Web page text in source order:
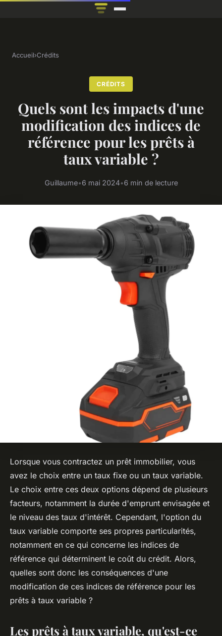
Accueil›Crédits
CRÉDITS
Quels sont les impacts d'une
modification des indices de
référence pour les prêts à
taux variable ?
Guillaume•6 mai 2024•6 min de lecture
Lorsque vous contractez un prêt immobilier, vous
avez le choix entre un taux fixe ou un taux variable.
Le choix entre ces deux options dépend de plusieurs
facteurs, notamment la durée d'emprunt envisagée et
le niveau des taux d'intérêt. Cependant, l'option du
taux variable comporte ses propres particularités,
notamment en ce qui concerne les indices de
référence qui déterminent le coût du crédit. Alors,
quelles sont donc les conséquences d'une
modification de ces indices de référence pour les
prêts à taux variable ?
Les prêts à taux variable, qu'est-ce